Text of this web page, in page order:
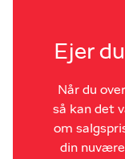
Ejer
Når du
så kan det
om
din